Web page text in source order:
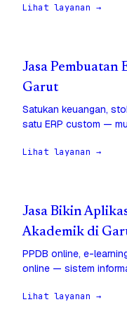
Lihat layanan →
Jasa Pembuatan
Garut
Satukan keuangan,
satu ERP custom —
Lihat layanan →
Jasa Bikin
Akademik di
PPDB online, e-
online — sistem
Lihat layanan →